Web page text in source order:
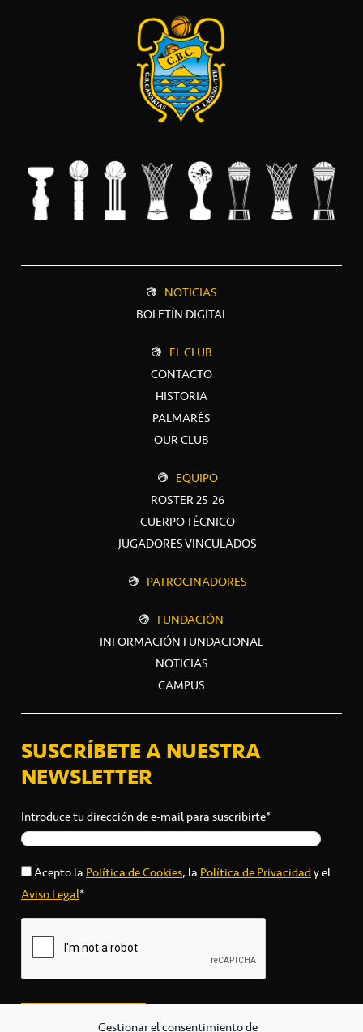
Gestionar el consentimiento de
NOTICIAS
BOLETÍN DIGITAL
EL CLUB
CONTACTO
HISTORIA
PALMARÉS
OUR CLUB
EQUIPO
ROSTER 25-26
CUERPO TÉCNICO
JUGADORES VINCULADOS
PATROCINADORES
FUNDACIÓN
INFORMACIÓN FUNDACIONAL
NOTICIAS
CAMPUS
SUSCRÍBETE A NUESTRA
NEWSLETTER
Introduce tu dirección de e-mail para suscribirte*
Acepto laPolítica de Cookies, laPolítica de Privacidady el
Aviso Legal*